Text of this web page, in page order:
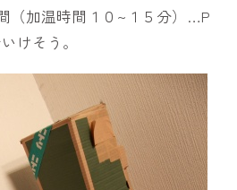
（加温時間１０~１５分）…P
けそう。